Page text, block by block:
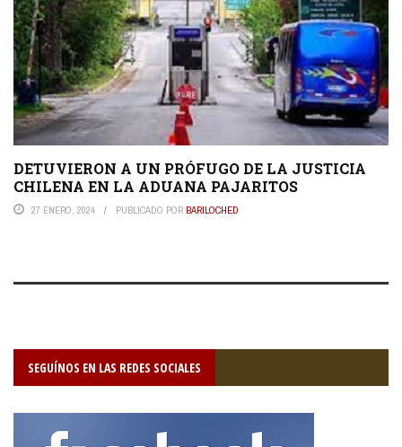
DETUVIERON A UN PRÓFUGO DE LA JUSTICIA
CHILENA EN LA ADUANA PAJARITOS
27 ENERO, 2024 PUBLICADO POR BARILOCHED
SEGUÍNOS EN LAS REDES SOCIALES